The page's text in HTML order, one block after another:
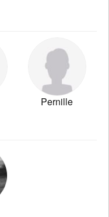
Pernille